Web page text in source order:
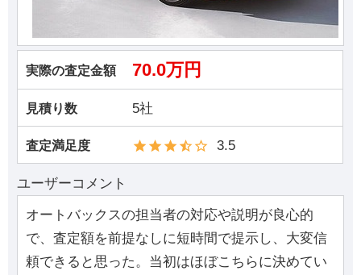
実際の査定金額 70.0万円
見積り数 5社
査定満足度 3.5
ユーザーコメント
オートバックスの担当者の対応や説明が良心的
で、査定額を前提なしに短時間で提示し、大変信
頼できると思った。当初はほぼこちらに決めてい